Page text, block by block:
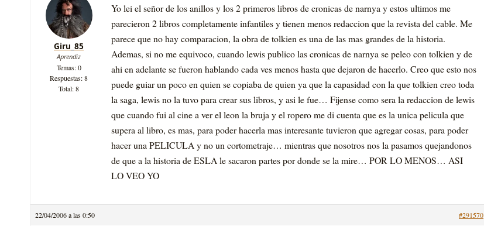
Giru_85
Aprendiz
Temas: 0
Respuestas: 8
Total: 8
Yo lei el señor de los anillos y los 2 primeros libros de cronicas de narnya y estos ultimos me
parecieron 2 libros completamente infantiles y tienen menos redaccion que la revista del cable. Me
parece que no hay comparacion, la obra de tolkien es una de las mas grandes de la historia.
Ademas, si no me equivoco, cuando lewis publico las cronicas de narnya se peleo con tolkien y de
ahi en adelante se fueron hablando cada ves menos hasta que dejaron de hacerlo. Creo que esto nos
puede guiar un poco en quien se copiaba de quien ya que la capasidad con la que tolkien creo toda
la saga, lewis no la tuvo para crear sus libros, y asi le fue… Fijense como sera la redaccion de lewis
que cuando fui al cine a ver el leon la bruja y el ropero me di cuenta que es la unica pelicula que
supera al libro, es mas, para poder hacerla mas interesante tuvieron que agregar cosas, para poder
hacer una PELICULA y no un cortometraje… mientras que nosotros nos la pasamos quejandonos
de que a la historia de ESLA le sacaron partes por donde se la mire… POR LO MENOS… ASI
LO VEO YO
22/04/2006 a las 0:50 #291570